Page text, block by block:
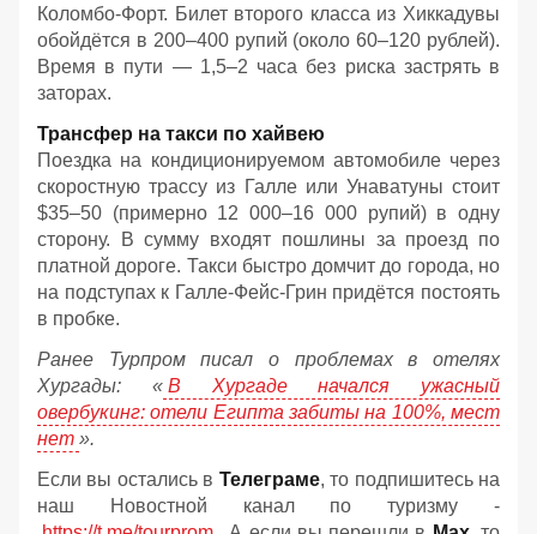
Коломбо-Форт. Билет второго класса из Хиккадувы
обойдётся в 200–400 рупий (около 60–120 рублей).
Время в пути — 1,5–2 часа без риска застрять в
заторах.
Трансфер на такси по хайвею
Поездка на кондиционируемом автомобиле через
скоростную трассу из Галле или Унаватуны стоит
$35–50 (примерно 12 000–16 000 рупий) в одну
сторону. В сумму входят пошлины за проезд по
платной дороге. Такси быстро домчит до города, но
на подступах к Галле-Фейс-Грин придётся постоять
в пробке.
Ранее Турпром писал о проблемах в отелях
Хургады: « В Хургаде начался ужасный
овербукинг: отели Египта забиты на 100%, мест
нет ».
Если вы остались в Телеграме, то подпишитесь на
наш Новостной канал по туризму -